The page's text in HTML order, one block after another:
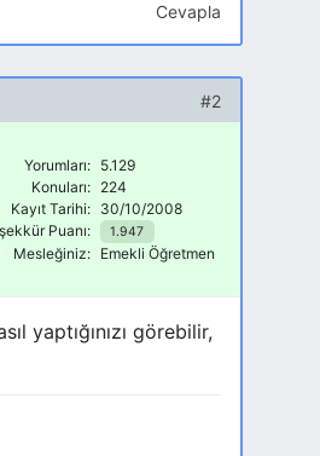
Cevapla
#2
Yorumları: 5.129
Konuları: 224
Kayıt Tarihi: 30/10/2008
Puanı:
1.947
Mesleğiniz: Emekli Öğretmen
yaptığınızı görebilir,